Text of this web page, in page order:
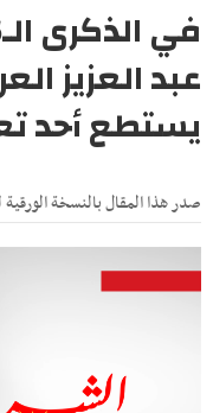
عبد العزيز
يستطع أحد
صدر هذا المقال بالنسخة الورقية